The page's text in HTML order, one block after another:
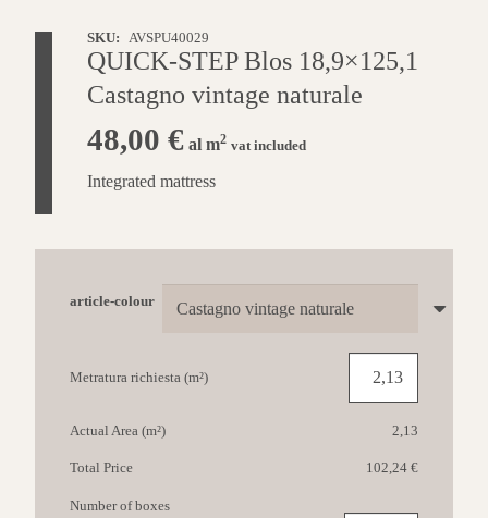
SKU: AVSPU40029
QUICK-STEP Blos 18,9×125,1
Castagno vintage naturale
48,00 € al m2 vat included
Integrated mattress
article-colour
Metratura richiesta (m²)
Actual Area (m²) 2,13
Total Price 102,24 €
Number of boxes